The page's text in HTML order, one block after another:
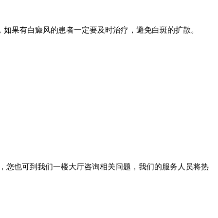
果有白癜风的患者一定要及时治疗，避免白斑的扩散。
您也可到我们一楼大厅咨询相关问题，我们的服务人员将热